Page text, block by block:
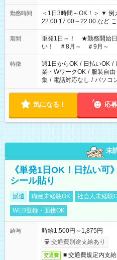
勤務時間
＜1日3時間～OK！＞ ▼ 例えば… ▼ 15:00～18:00 15:00～
22:00 17:00～22:00 など こちら以外の時間もお気軽にご相談く
ださい！
期間
単発1日～！ ★勤務開始日
い！ ＃8月～ ＃9月～
特徴 週1日からOK / 日払いOK /
業・WワークOK / 服装自由
集 / 電話対応なし / パソコ
気になる！ 応
未
《単発1日OK！日払い可
シール貼り
派遣 職種未経験OK 社会人未経験
WEB登録・面接OK
給与
時給1,500円～1,875円
交通費別途支給あり
交通費 ■ 交通費規定内支